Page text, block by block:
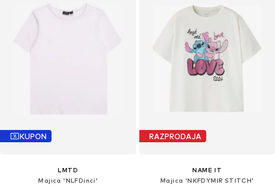
KUPON
LMTD
Majica 'NLFDinci'
RAZPRODAJA
NAME IT
Majica 'NKFDYMIR STITCH'